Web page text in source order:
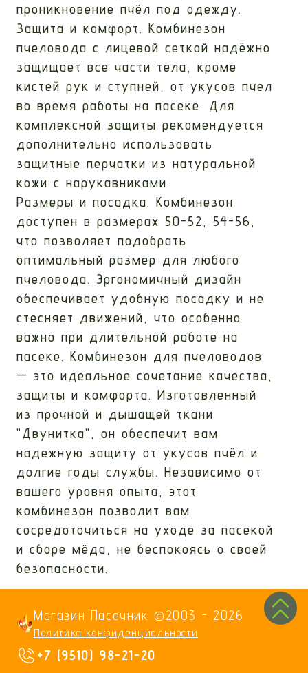
проникновение пчёл под одежду.
Защита и комфорт. Комбинезон
пчеловода с лицевой сеткой надёжно
защищает все части тела, кроме
кистей рук и ступней, от укусов пчел
во время работы на пасеке. Для
комплексной защиты рекомендуется
дополнительно использовать
защитные перчатки из натуральной
кожи с нарукавниками.
Размеры и посадка. Комбинезон
доступен в размерах 50-52, 54-56,
что позволяет подобрать
оптимальный размер для любого
пчеловода. Эргономичный дизайн
обеспечивает удобную посадку и не
стесняет движений, что особенно
важно при длительной работе на
пасеке. Комбинезон для пчеловодов
— это идеальное сочетание качества,
защиты и комфорта. Изготовленный
из прочной и дышащей ткани
"Двунитка", он обеспечит вам
надежную защиту от укусов пчёл и
долгие годы службы. Независимо от
вашего уровня опыта, этот
комбинезон позволит вам
сосредоточиться на уходе за пасекой
и сборе мёда, не беспокоясь о своей
безопасности.
Магазин Пасечник ©2003 - 2026
Политика конфиденциальности
+7 (9510) 98-21-20